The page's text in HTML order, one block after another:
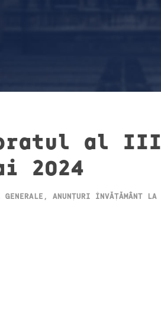
al
2024
GENERALE , ANUNȚURI ÎNVĂȚĂMÂNT LA